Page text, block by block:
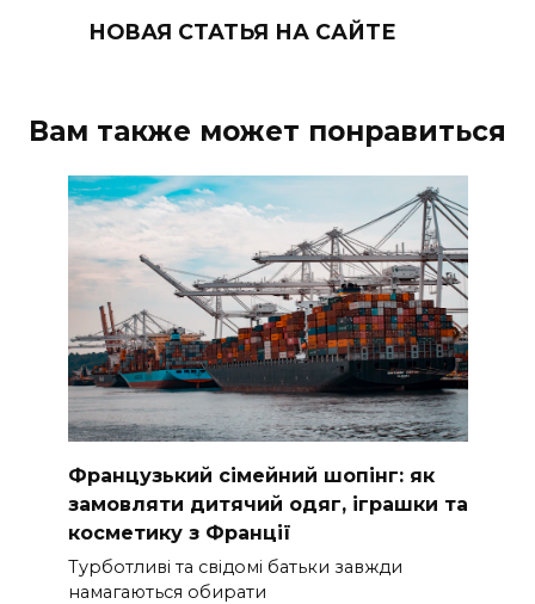
НОВАЯ СТАТЬЯ НА САЙТЕ
Вам также может понравиться
Французький сімейний шопінг: як
замовляти дитячий одяг, іграшки та
косметику з Франції
Турботливі та свідомі батьки завжди
намагаються обирати